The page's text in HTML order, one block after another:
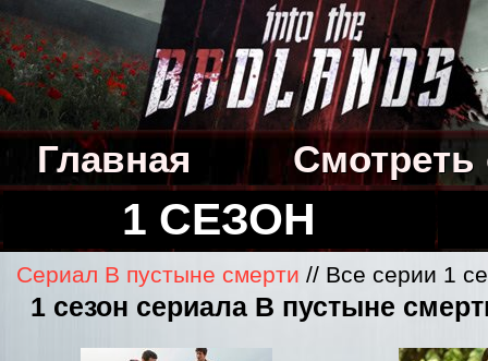
Главная Смотреть
1 СЕЗОН
Сериал В пустыне смерти // Все серии 1
1 сезон сериала В пустыне